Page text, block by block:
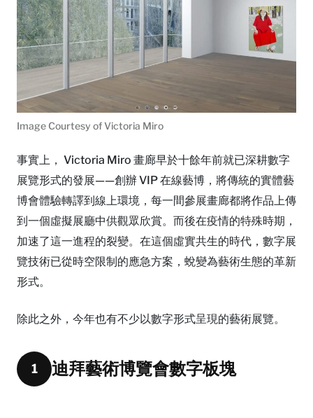
Image Courtesy of Victoria Miro
事實上， Victoria Miro 畫廊早於十餘年前就已深耕數字
展覽形式的發展——創辦 VIP 在線藝博，將傳統的實體藝
博會體驗轉譯到線上環境，每一間參展畫廊都將作品上傳
到一個虛擬展廳中供觀眾欣賞。而後在疫情的特殊時期，
加速了這一進程的裂變。在這個虛實共生的時代，數字展
覽技術已從時空限制的應急方案，蛻變為藝術生態的革新
形式。
除此之外，今年也有不少以數字形式呈現的藝術展覽。
1 迪拜藝術博覽會數字板塊